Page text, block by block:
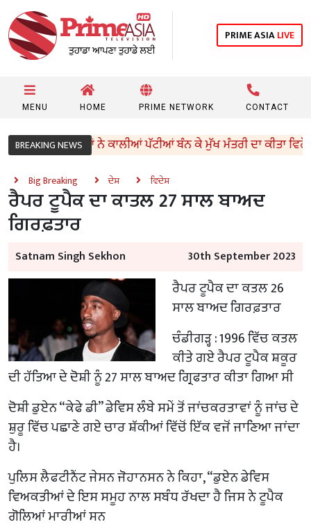
PRIME ASIALIVE
MENU HOME PRIME NETWORK CONTACT
BREAKING NEWS
ਤੇ ਵਰਕਰਾਂ ਨੇ ਕਾਲੀਆਂ ਪੱਟੀਆਂ ਬੰਨ ਕੇ ਮੁੱਖ ਮੰਤਰੀ ਦਾ ਕੀਤਾ ਵਿਰੋਧ
Big Breaking ਦੇਸ਼ ਵਿਦੇਸ਼
ਰੈਪਰ ਟੂਪੈਕ ਦਾ ਕਾਤਲ 27 ਸਾਲ ਬਾਅਦ
ਗਿਰਫ਼ਤਾਰ
Satnam Singh Sekhon 30th September 2023
ਰੈਪਰ ਟੂਪੈਕ ਦਾ ਕਤਲ 26
ਸਾਲ ਬਾਅਦ ਗਿਰਫ਼ਤਾਰ
ਚੰਡੀਗੜ੍ਹ : 1996 ਵਿੱਚ ਕਤਲ
ਕੀਤੇ ਗਏ ਰੈਪਰ ਟੂਪੈਕ ਸ਼ਕੂਰ
ਦੀ ਹੱਤਿਆ ਦੇ ਦੋਸ਼ੀ ਨੂੰ 27 ਸਾਲ ਬਾਅਦ ਗ੍ਰਿਫਤਾਰ ਕੀਤਾ ਗਿਆ ਸੀ
ਦੋਸ਼ੀ ਡੁਏਨ “ਕੇਫੇ ਡੀ” ਡੇਵਿਸ ਲੰਬੇ ਸਮੇਂ ਤੋਂ ਜਾਂਚਕਰਤਾਵਾਂ ਨੂੰ ਜਾਂਚ ਦੇ
ਸ਼ੁਰੂ ਵਿੱਚ ਪਛਾਣੇ ਗਏ ਚਾਰ ਸ਼ੱਕੀਆਂ ਵਿੱਚੋਂ ਇੱਕ ਵਜੋਂ ਜਾਣਿਆ ਜਾਂਦਾ
ਹੈ।
ਪੁਲਿਸ ਲੈਫਟੀਨੈਂਟ ਜੇਸਨ ਜੋਹਾਨਸਨ ਨੇ ਕਿਹਾ, “ਡੁਏਨ ਡੇਵਿਸ
ਵਿਅਕਤੀਆਂ ਦੇ ਇਸ ਸਮੂਹ ਨਾਲ ਸਬੰਧ ਰੱਖਦਾ ਹੈ ਜਿਸ ਨੇ ਟੂਪੈਕ
ਗੋਲਿਆਂ ਮਾਰੀਆਂ ਸਨ